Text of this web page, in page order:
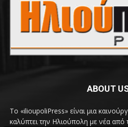
ABOUT
Το «ilioupoliPress» είναι μια
καλύπτει την Ηλιούπολη με νέα από